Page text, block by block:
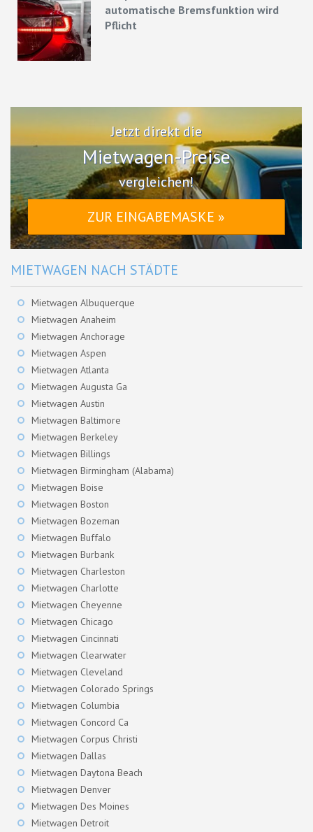
automatische Bremsfunktion wird
Pflicht
Jetzt direkt die
Mietwagen-Preise
vergleichen!
ZUR EINGABEMASKE »
MIETWAGEN NACH STÄDTE
Mietwagen Albuquerque
Mietwagen Anaheim
Mietwagen Anchorage
Mietwagen Aspen
Mietwagen Atlanta
Mietwagen Augusta Ga
Mietwagen Austin
Mietwagen Baltimore
Mietwagen Berkeley
Mietwagen Billings
Mietwagen Birmingham (Alabama)
Mietwagen Boise
Mietwagen Boston
Mietwagen Bozeman
Mietwagen Buffalo
Mietwagen Burbank
Mietwagen Charleston
Mietwagen Charlotte
Mietwagen Cheyenne
Mietwagen Chicago
Mietwagen Cincinnati
Mietwagen Clearwater
Mietwagen Cleveland
Mietwagen Colorado Springs
Mietwagen Columbia
Mietwagen Concord Ca
Mietwagen Corpus Christi
Mietwagen Dallas
Mietwagen Daytona Beach
Mietwagen Denver
Mietwagen Des Moines
Mietwagen Detroit